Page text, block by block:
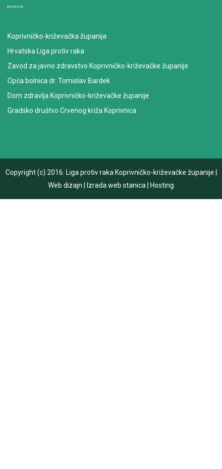
Koprivničko-križevačka županija
Hrvatska Liga protiv raka
Zavod za javno zdravstvo Koprivničko-križevačke županije
Opća bolnica dr. Tomislav Bardek
Dom zdravlja Koprivničko-križevačke županije
Gradsko društvo Crvenog križa Koprivnica
Copyright (c) 2016. Liga protiv raka Koprivničko-križevačke županije
Web dizajn
Izrada web stanica Hosting